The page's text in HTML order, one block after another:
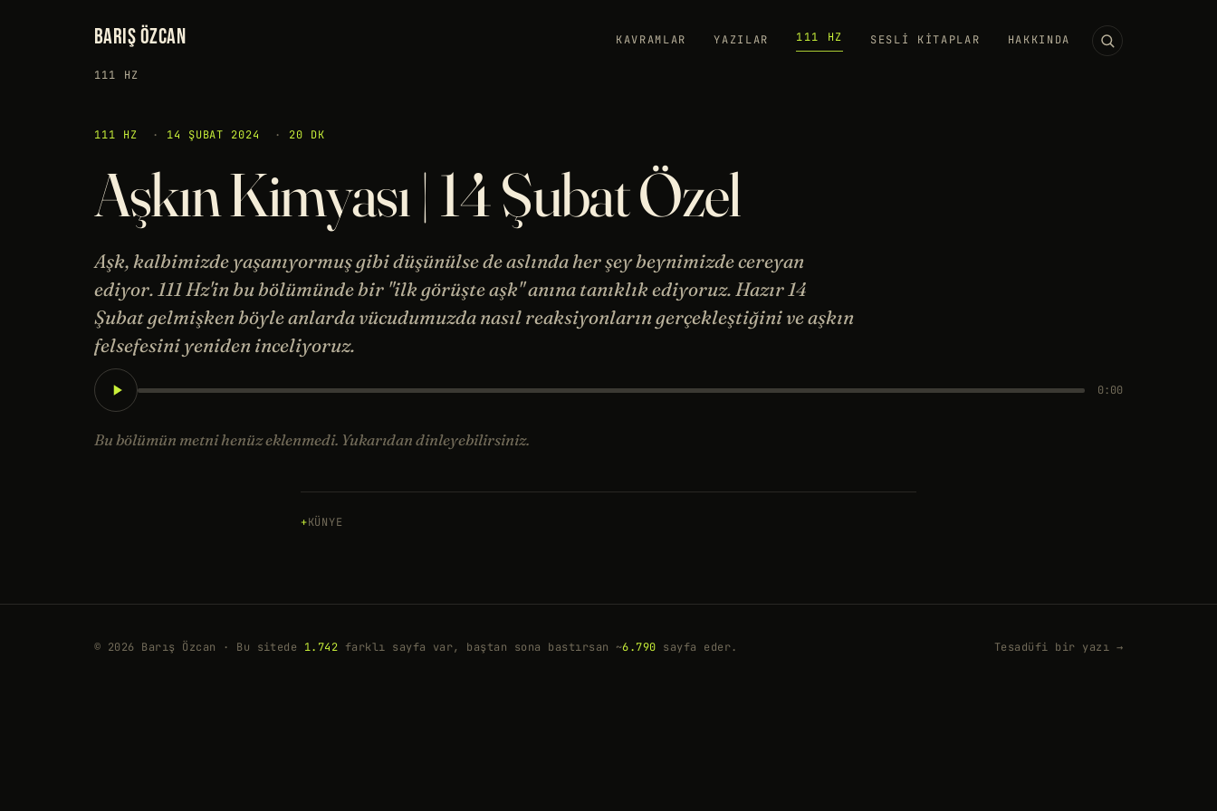
BARIŞ ÖZCAN KAVRAMLAR YAZILAR 111 HZ SESLI KITAPLAR HAKKINDA
111 HZ
111 HZ · 14 ŞUBAT 2024 · 20 DK
Aşkın Kimyası | 14 Şubat Özel
Aşk, kalbimizde yaşanıyormuş gibi düşünülse de aslında her şey beynimizde cereyan
ediyor. 111 Hz'in bu bölümünde bir "ilk görüşte aşk" anına tanıklık ediyoruz. Hazır 14
Şubat gelmişken böyle anlarda vücudumuzda nasıl reaksiyonların gerçekleştiğini ve aşkın
felsefesini yeniden inceliyoruz.
0:00
Bu bölümün metni henüz eklenmedi. Yukarıdan dinleyebilirsiniz.
KÜNYE
© 2026 Barış Özcan · Bu sitede 1.742 farklı sayfa var, baştan sona bastırsan ~6.790 sayfa eder. Tesadüfi bir yazı →